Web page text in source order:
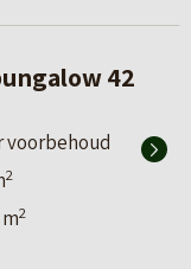
42
voorbehoud
2
2